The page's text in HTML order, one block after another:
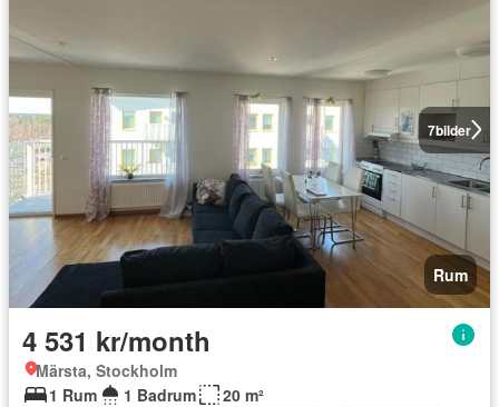
7bilder
Rum
4 531 kr/month
Märsta, Stockholm
1 Rum
1 Badrum
20 m²